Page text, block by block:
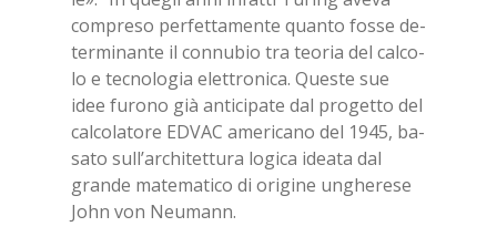
com­pre­so per­fet­ta­men­te quan­to fos­se de­
ter­mi­nan­te il con­nu­bio tra teo­ria del cal­co­
lo e tec­no­lo­gia elet­tro­ni­ca. Que­ste sue
idee fu­ro­no già an­ti­ci­pa­te dal pro­get­to del
cal­co­la­to­re ED­VAC ame­ri­ca­no del 1945, ba­
sa­to sul­l’ar­chi­tet­tu­ra lo­gi­ca idea­ta dal
gran­de ma­te­ma­ti­co di ori­gi­ne un­ghe­re­se
John von Neu­mann.